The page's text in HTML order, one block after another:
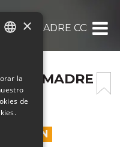
2024_MADRE
SPANISH
×
la
de